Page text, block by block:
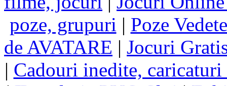
poze, grupuri | Poze
de AVATARE | Jocuri
| Cadouri inedite,